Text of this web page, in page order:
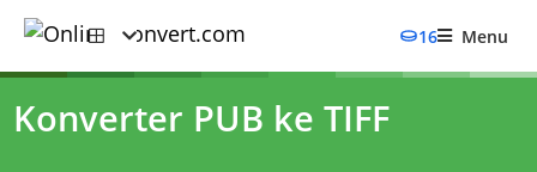
16 Menu
Konverter PUB ke TIFF